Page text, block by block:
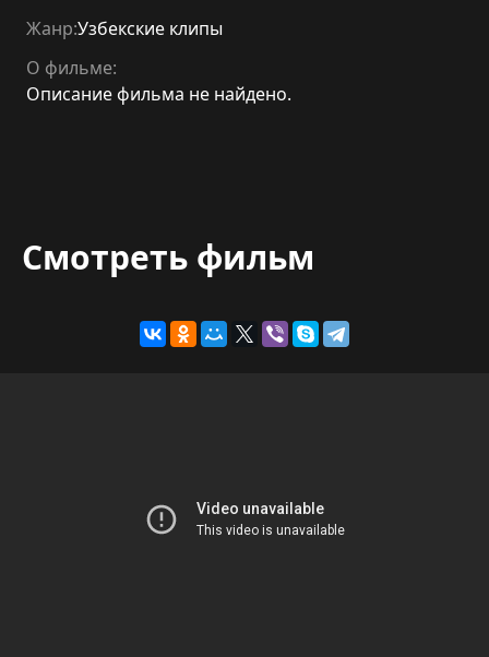
Жанр:Узбекские клипы
О фильме:
Описание фильма не найдено.
Смотреть фильм